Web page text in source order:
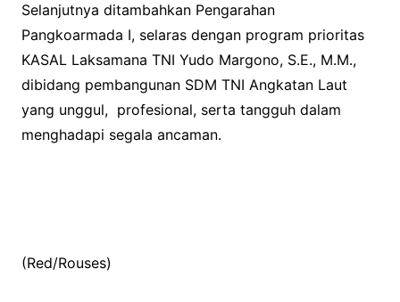
Selanjutnya ditambahkan Pengarahan
Pangkoarmada I, selaras dengan program prioritas
KASAL Laksamana TNI Yudo Margono, S.E., M.M.,
dibidang pembangunan SDM TNI Angkatan Laut
yang unggul, profesional, serta tangguh dalam
menghadapi segala ancaman.
(Red/Rouses)